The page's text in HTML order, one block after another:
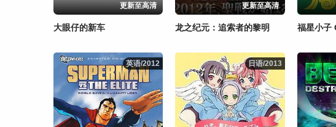
更新至高清
大眼仔的新车
更新至高清
龙之纪元：追索者的黎明
英语/2012
英语/2012 日语/2013
日语/2013